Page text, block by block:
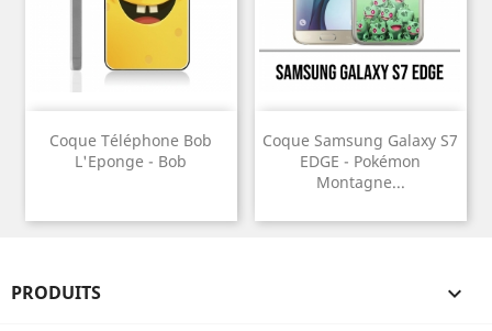
Coque Téléphone Bob
L'Eponge - Bob
Coque Samsung Galaxy S7
EDGE - Pokémon
Montagne...
PRODUITS 